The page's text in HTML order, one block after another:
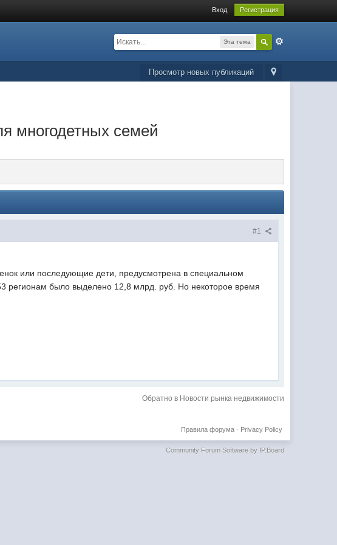
Вход Регистрация
Эта тема
Просмотр новых публикаций
многодетных семей
#1
или последующие дети, предусмотрена в специальном
регионам было выделено 12,8 млрд. руб. Но некоторое время
Обратно в Новости рынка недвижимости
Privacy Policy
Правила форума·
Community Forum Software by IP.Board